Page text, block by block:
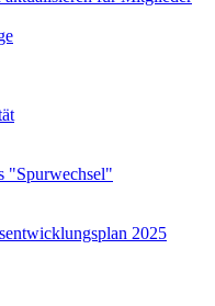
"Spurwechsel"
2025